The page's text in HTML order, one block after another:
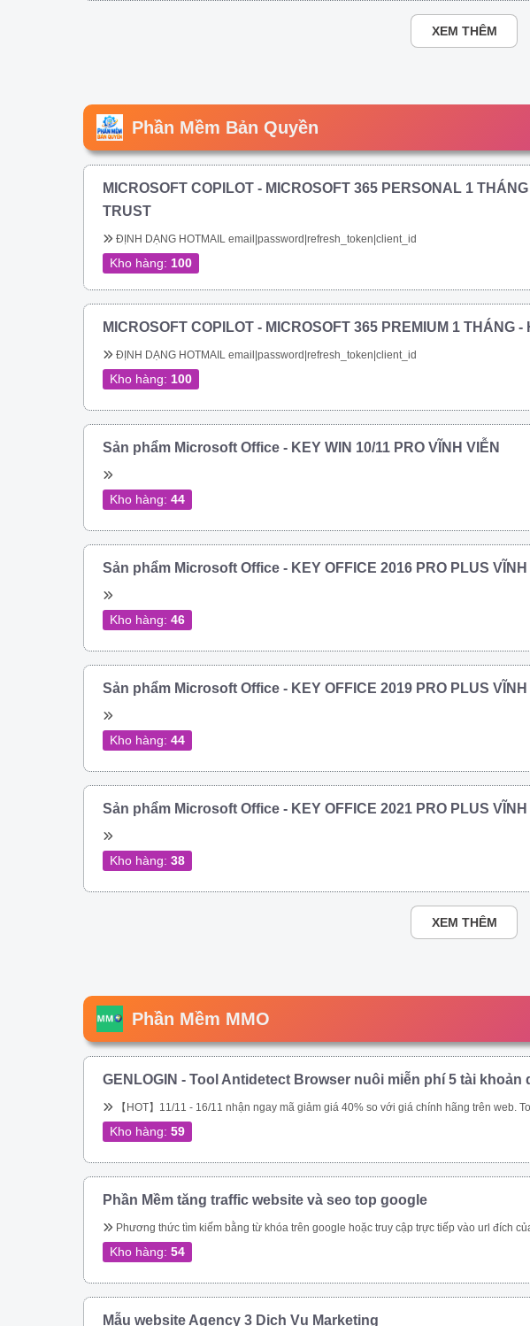
XEM THÊM
Phần Mềm Bản Quyền
MICROSOFT COPILOT - MICROSOFT 365 PERSONAL 1
TRUST
ĐỊNH DẠNG HOTMAIL email|password|refresh_token|client_id
Kho hàng: 100
MICROSOFT COPILOT - MICROSOFT 365 PREMIUM 1 THÁNG
ĐỊNH DẠNG HOTMAIL email|password|refresh_token|client_id
Kho hàng: 100
Sản phẩm Microsoft Office - KEY WIN 10/11 PRO VĨNH VIỄN
Kho hàng: 44
Sản phẩm Microsoft Office - KEY OFFICE 2016 PRO PLUS VĨNH
Kho hàng: 46
Sản phẩm Microsoft Office - KEY OFFICE 2019 PRO PLUS VĨNH
Kho hàng: 44
Sản phẩm Microsoft Office - KEY OFFICE 2021 PRO PLUS VĨNH
Kho hàng: 38
XEM THÊM
Phần Mềm MMO
GENLOGIN - Tool Antidetect Browser nuôi miễn phí 5 tài khoản
【HOT】11/11 - 16/11 nhận ngay mã giảm giá 40% so với giá chính hãng trên web. Tool chuyên nuôi Gmail, nuôi tài khoản Google Ads. Miễn phí 5 profile trọn đời. Sắp tới ae sẽ được tặng miễn phí, hoặc được \\\\\\\\\\\\\\\\\\\\\\\\\\\\\\\&amp;amp;quot;mua rẻ\\\\\\\\\\\\\\\\\\\\\\\\\\\\\\\&amp;amp;quot; các tool tự động thông qua ứng dụng này - Auto
Kho hàng: 59
Phần Mềm tăng traffic website và seo top google
Phương thức tìm kiếm bằng từ khóa trên google hoặc truy cập trực tiếp vào url đích của bạn – Tự động thay đổi địa chỉ IP – Tự động thay đổi Local IP – Giả lập được trên Mobile, Tablet, Laptop, Tablet bằng UserAgent và giả lập được trên mọi trình duyệt, hệ điều hành. – Chạy đa luồng (Mở nhiều cửa sổ cùng lúc) để tăng tốc độ SEO. Vĩnh viễn, bảo hành 1 đổi
Kho hàng: 54
Mẫu website Agency 3 Dịch Vụ Marketing